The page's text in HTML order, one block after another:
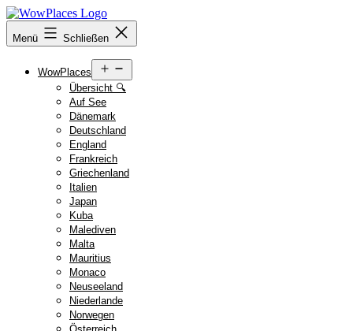
Zum
Inhalt
springen
Reiseblog
WowPlaces.de
Menü Schließen
WowPlaces
öffnen
Übersicht 🔍
Auf See
Dänemark
Deutschland
England
Frankreich
Griechenland
Italien
Japan
Kuba
Malediven
Malta
Mauritius
Monaco
Neuseeland
Niederlande
Norwegen